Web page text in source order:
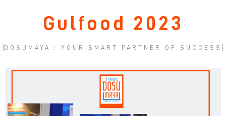
Gulfood 2023
DOSUMAYA : YOUR SMART PARTNER OF SUCCESS